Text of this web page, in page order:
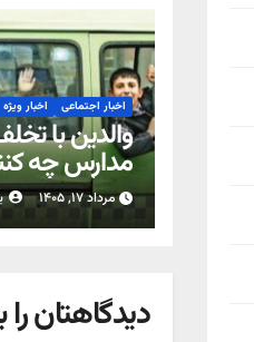
اخبار اجتماعی اخبار ویژه
والدین با
مدارس چه
اضافه تا
مرداد ۱۷, ۱۴۰۵
دیدگاهتان را